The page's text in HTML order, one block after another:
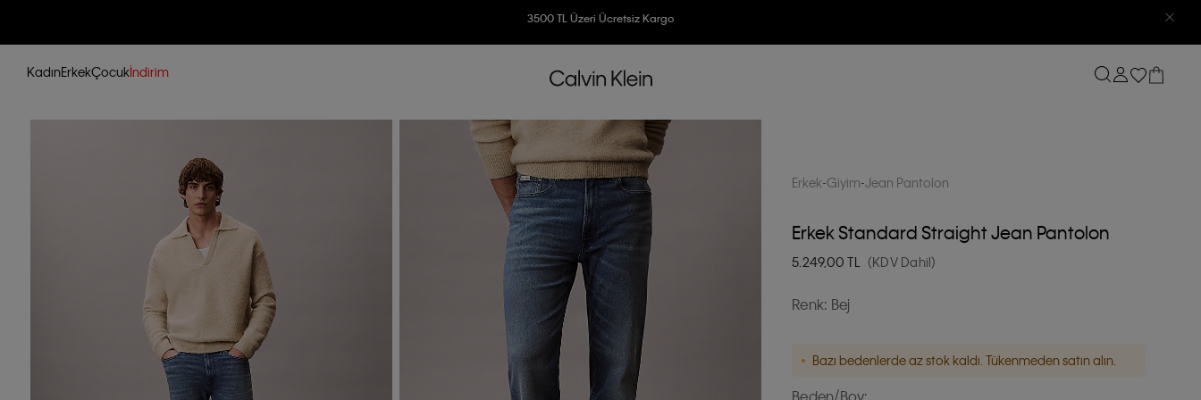
7500 TL Ve Üzeri Alışverişlerinizde 6 Taksit İmkanı
KadınErkekÇocukİndirim
Erkek Giyim Jean Pantolon
Erkek Standard Straight Jean Pantolon
5.249,00 TL (KDV Dahil)
Renk: Bej
Bazı bedenlerde az stok kaldı. Tükenmeden satın alın.
Beden/Boy: